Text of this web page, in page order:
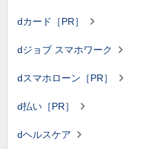
dカード［PR］
dジョブ スマホワーク
dスマホローン［PR］
d払い［PR］
dヘルスケア